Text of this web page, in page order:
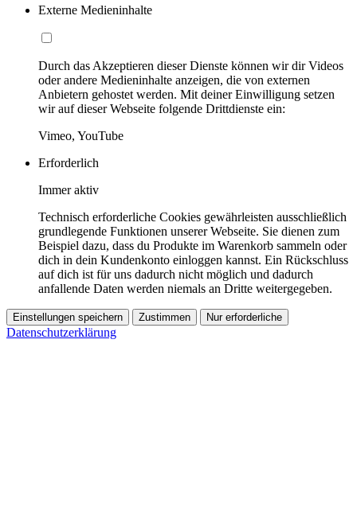
Externe Medieninhalte
Durch das Akzeptieren dieser Dienste können wir dir Videos
oder andere Medieninhalte anzeigen, die von externen
Anbietern gehostet werden. Mit deiner Einwilligung setzen
wir auf dieser Webseite folgende Drittdienste ein:
Vimeo, YouTube
Erforderlich
Immer aktiv
Technisch erforderliche Cookies gewährleisten ausschließlich
grundlegende Funktionen unserer Webseite. Sie dienen zum
Beispiel dazu, dass du Produkte im Warenkorb sammeln oder
dich in dein Kundenkonto einloggen kannst. Ein Rückschluss
auf dich ist für uns dadurch nicht möglich und dadurch
anfallende Daten werden niemals an Dritte weitergegeben.
Einstellungen speichern Zustimmen Nur erforderliche
Datenschutzerklärung